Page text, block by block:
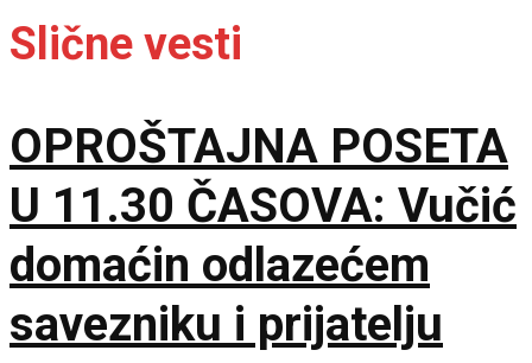
Slične vesti
OPROŠTAJNA POSETA
U 11.30 ČASOVA: Vučić
domaćin odlazećem
savezniku i prijatelju